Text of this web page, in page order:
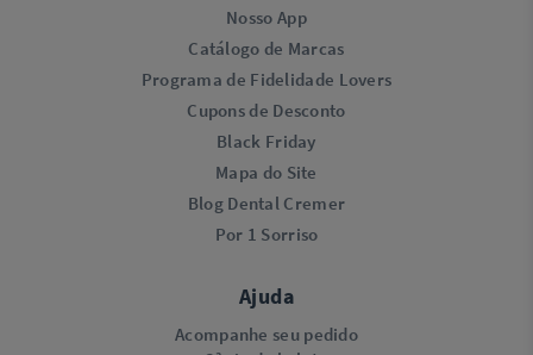
Nosso App
Catálogo de Marcas
Programa de Fidelidade Lovers​
Cupons de Desconto
Black Friday
Mapa do Site
Blog Dental Cremer
Por 1 Sorriso
Ajuda
Acompanhe seu pedido